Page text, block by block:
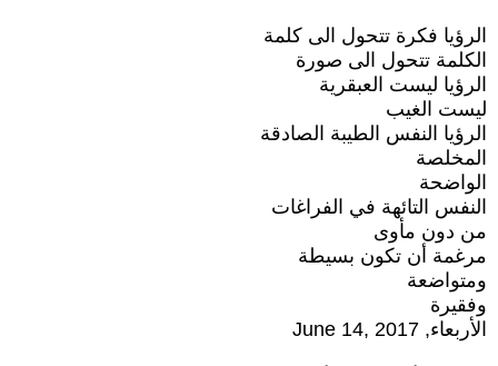
الرؤيا فكرة تتحول الى كلمة
الكلمة تتحول الى صورة
الرؤيا ليست العبقرية
ليست الغيب
الرؤيا النفس الطيبة الصادقة
المخلصة
الواضحة
النفس التائهة في الفراغات
من دون مأوى
مرغمة أن تكون بسيطة
ومتواضعة
وفقيرة
الأربعاء, June 14, 2017